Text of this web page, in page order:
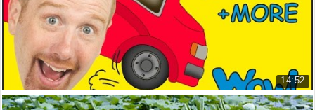
6.303 lượt xem
14:52
Bánh xe Bus - Truyện ngắn cho trẻ em bằng tiến...